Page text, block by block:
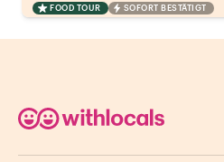
FOOD TOUR SOFORT BESTÄTIGT